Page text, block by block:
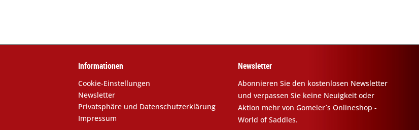
Informationen
Cookie-Einstellungen
Newsletter
Privatsphäre und Datenschutzerklärung
Impressum
Newsletter
Abonnieren Sie den kostenlosen Newsletter
und verpassen Sie keine Neuigkeit oder
Aktion mehr von Gomeier´s Onlineshop -
World of Saddles.